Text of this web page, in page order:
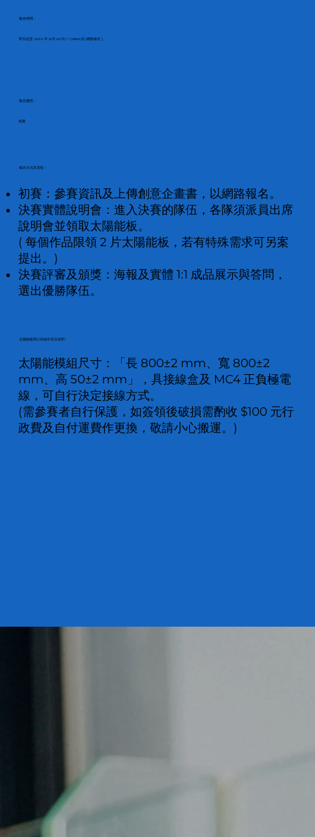
報名時間：
即日起至 2025 年 10 月 20 日 (一) 08:00 前 ( 網路報名 )。
報名費用：
免費
報名方式及流程：
初賽：參賽資訊及上傳創意企畫書，以網路報名。
決賽實體說明會：進入決賽的隊伍，各隊須派員出席
說明會並領取太陽能板。
( 每個作品限領 2 片太陽能板，若有特殊需求可另案
提出。)
決賽評審及頒獎：海報及實體 1:1 成品展示與答問，
選出優勝隊伍。
太陽能板簡介與操作安全說明：
太陽能模組尺寸：「長 800±2 mm、寬 800±2
mm、高 50±2 mm」，具接線盒及 MC4 正負極電
線，可自行決定接線方式。
(需參賽者自行保護，如簽領後破損需酌收 $100 元行
政費及自付運費作更換，敬請小心搬運。)